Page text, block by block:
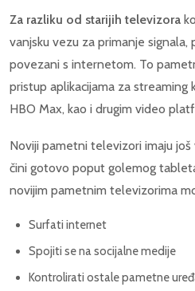
Za razliku od starijih televizora
vanjsku vezu za primanje
povezani s internetom. To
pristup aplikacijama za streaming
HBO Max, kao i drugim video
Noviji pametni televizori imaju
čini gotovo poput golemog
novijim pametnim televizorima
Surfati internet
Spojiti se na socijalne medije
Kontrolirati ostale pametne